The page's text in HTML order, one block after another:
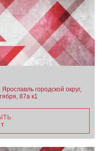
городской округ,
87а к1